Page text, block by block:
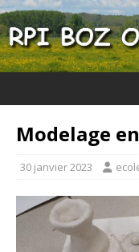
Modelage
30 janvier 2023